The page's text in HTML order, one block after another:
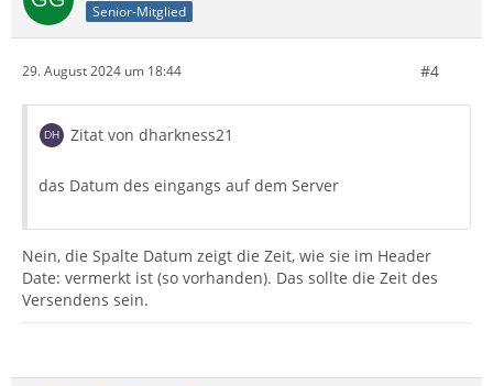
Senior-Mitglied
29. August 2024 um 18:44 #4
Zitat von dharkness21
das Datum des eingangs auf dem Server
Nein, die Spalte Datum zeigt die Zeit, wie sie im Header
Date: vermerkt ist (so vorhanden). Das sollte die Zeit des
Versendens sein.